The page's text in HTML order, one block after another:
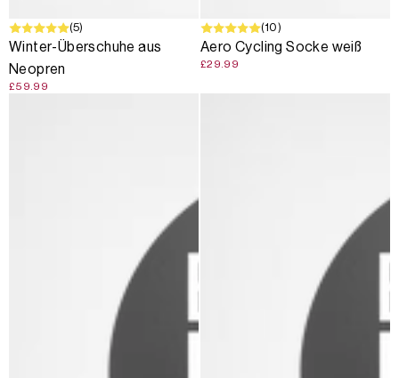
(5)
Winter-Überschuhe aus
Neopren
£59.99
(10)
Aero Cycling Socke weiß
£29.99